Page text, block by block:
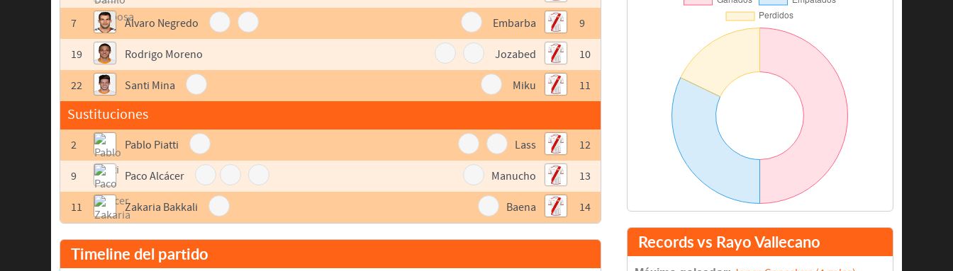
7 Álvaro Negredo
19 Rodrigo Moreno
22 Santi Mina
Sustituciones
2 Pablo Piatti
9 Paco Alcácer
11 Zakaria Bakkali
9
Embarba
10
Jozabed
11
Miku
12
Lass
13
Manucho
14
Baena
Timeline del partido
Records vs Rayo Vallecano